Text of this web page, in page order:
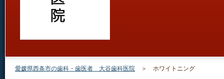
愛媛県西条市の歯科・歯医者 大谷歯科医院 ＞ ホワイトニング